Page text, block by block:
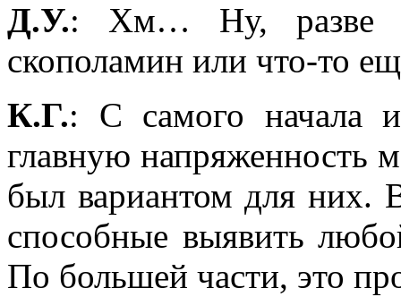
Д.У.: Хм… Ну, разве
скополамин или что-то
К.Г.: С самого начала
главную напряженность
был вариантом для них.
способные выявить
По большей части, это